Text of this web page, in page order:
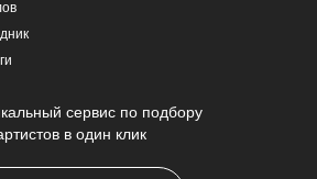
сервис по подбору
в один клик